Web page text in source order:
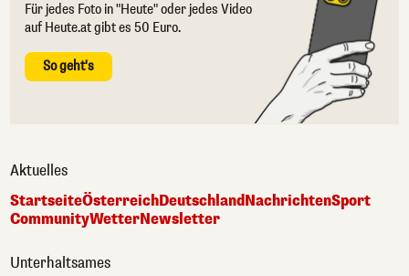
Für jedes Foto in "Heute" oder jedes Video
auf Heute.at gibt es 50 Euro.
So geht's
Aktuelles
StartseiteÖsterreichDeutschlandNachrichtenSport
CommunityWetterNewsletter
Unterhaltsames